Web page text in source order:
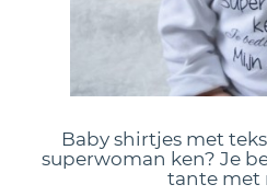
Baby shirtjes met
superwoman ken? Je
tante met